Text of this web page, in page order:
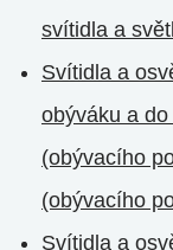
svítidla a
Svítidla a
obýváku a
(obývacího
(obývacího
Svítidla a